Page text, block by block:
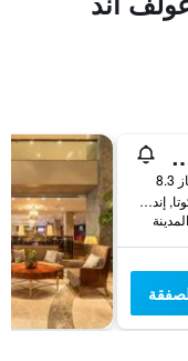
نونجسا
Jl. Hang Lekir, باتام كوتا, إندونيسيا